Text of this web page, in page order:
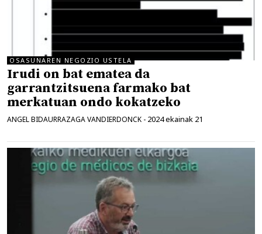
OSASUNAREN NEGOZIO USTELA
Irudi on bat ematea da
garrantzitsuena farmako bat
merkatuan ondo kokatzeko
ANGEL BIDAURRAZAGA VANDIERDONCK - 2024 ekainak 21